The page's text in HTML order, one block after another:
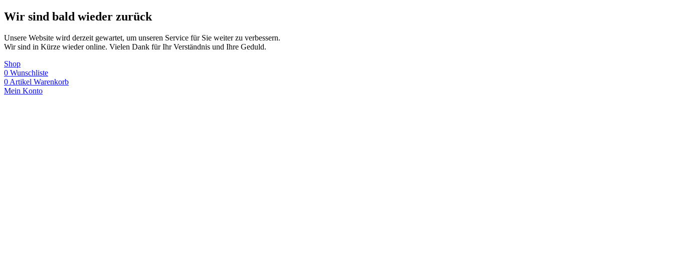
Wir sind bald wieder zurück
Unsere Website wird derzeit gewartet, um unseren Service für Sie weiter zu verbessern.
Wir sind in Kürze wieder online. Vielen Dank für Ihr Verständnis und Ihre Geduld.
Shop
0 Wunschliste
0 Artikel Warenkorb
Mein Konto